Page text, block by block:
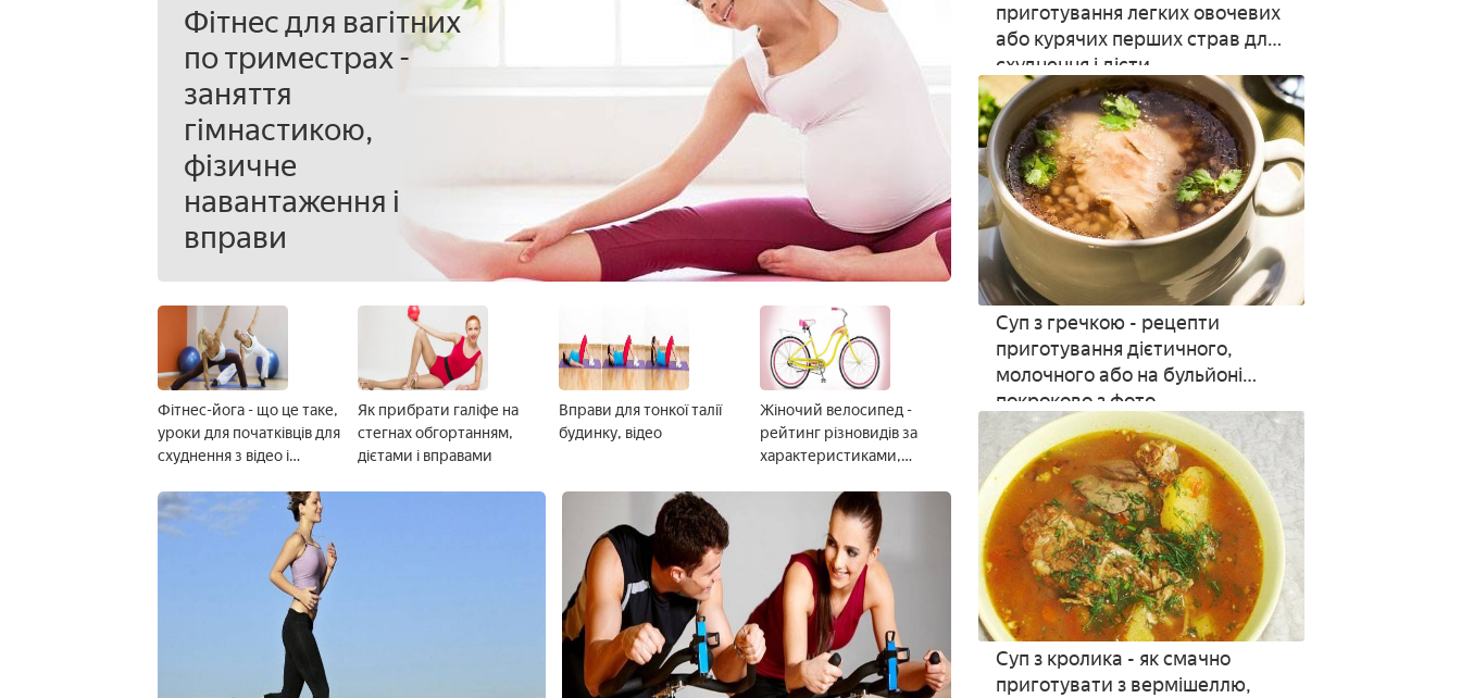
Фітнес для вагітних
по триместрах -
заняття
гімнастикою,
фізичне
навантаження і
вправи
Фітнес-йога - що це таке,
уроки для початківців для
схуднення з відео і
Як прибрати галіфе на
стегнах обгортанням,
дієтами і вправами
Вправи для тонкої талії
будинку, відео
Жіночий велосипед -
рейтинг різновидів за
характеристиками,
приготування легких овочевих
або курячих перших страв для
схуднення і дієти
Суп з гречкою - рецепти
приготування дієтичного,
молочного або на бульйоні
покроково з фото
Суп з кролика - як смачно
приготувати з вермішеллю,